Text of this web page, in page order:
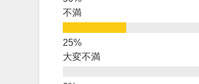
不満
大変不満